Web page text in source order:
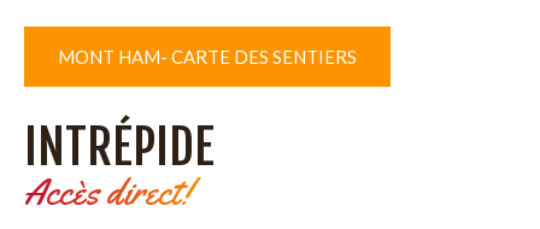
MONT HAM- CARTE DES SENTIERS
INTRÉPIDE
Accès direct!